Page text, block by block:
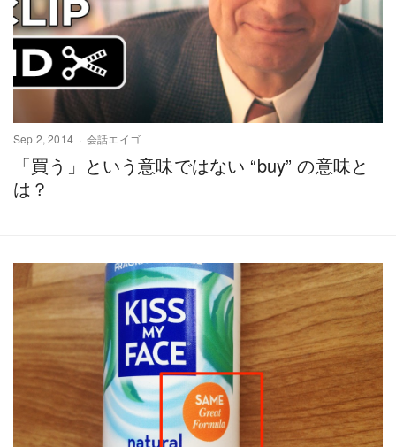
Sep 2, 2014 会話エイゴ
「買う」という意味ではない “buy” の意味と
は？